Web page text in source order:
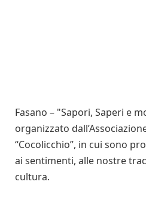
Fasano – "Sapori, Saperi e
organizzato
“Cocolicchio”, in cui sono
ai sentimenti, alle nostre
cultura.